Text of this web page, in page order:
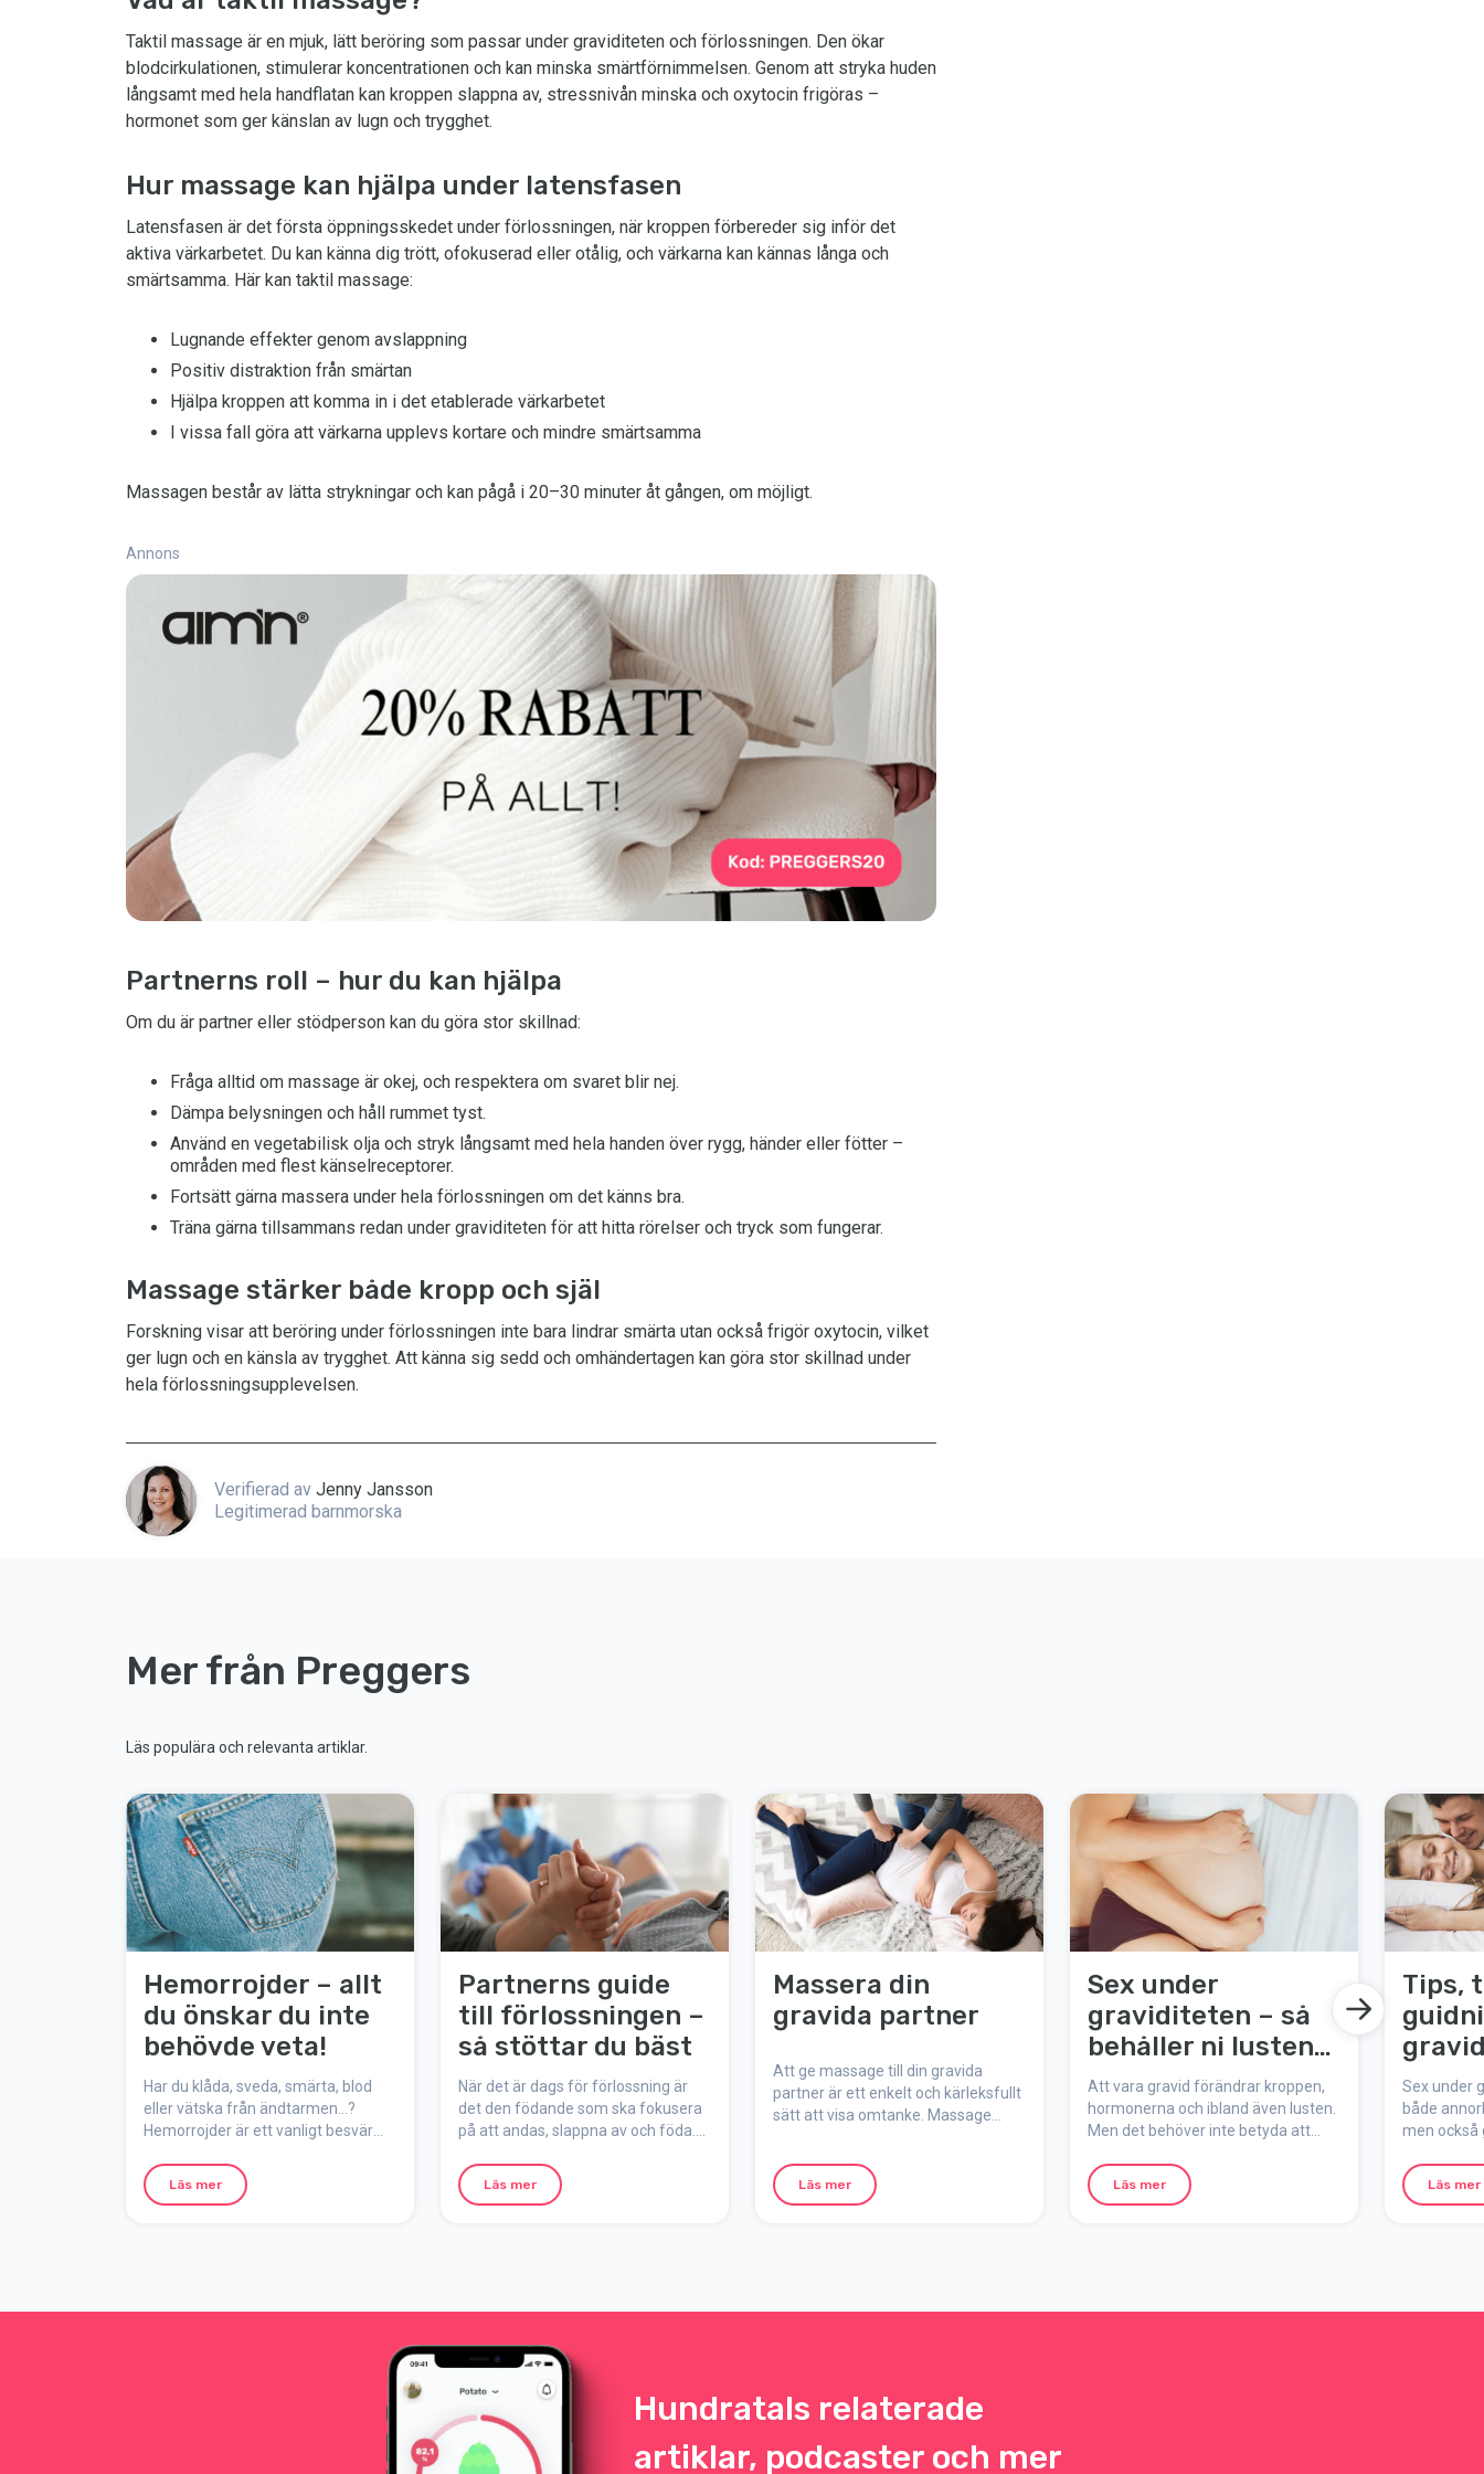
Taktil massage är en mjuk, lätt beröring som passar under graviditeten och förlossningen. Den ökar
blodcirkulationen, stimulerar koncentrationen och kan minska smärtförnimmelsen. Genom att stryka huden
långsamt med hela handflatan kan kroppen slappna av, stressnivån minska och oxytocin frigöras –
hormonet som ger känslan av lugn och trygghet.
Hur massage kan hjälpa under latensfasen
Latensfasen är det första öppningsskedet under förlossningen, när kroppen förbereder sig inför det
aktiva värkarbetet. Du kan känna dig trött, ofokuserad eller otålig, och värkarna kan kännas långa och
smärtsamma. Här kan taktil massage:
Lugnande effekter genom avslappning
Positiv distraktion från smärtan
Hjälpa kroppen att komma in i det etablerade värkarbetet
I vissa fall göra att värkarna upplevs kortare och mindre smärtsamma
Massagen består av lätta strykningar och kan pågå i 20–30 minuter åt gången, om möjligt.
Annons
Partnerns roll – hur du kan hjälpa
Om du är partner eller stödperson kan du göra stor skillnad:
Fråga alltid om massage är okej, och respektera om svaret blir nej.
Dämpa belysningen och håll rummet tyst.
Använd en vegetabilisk olja och stryk långsamt med hela handen över rygg, händer eller fötter –
områden med flest känselreceptorer.
Fortsätt gärna massera under hela förlossningen om det känns bra.
Träna gärna tillsammans redan under graviditeten för att hitta rörelser och tryck som fungerar.
Massage stärker både kropp och själ
Forskning visar att beröring under förlossningen inte bara lindrar smärta utan också frigör oxytocin, vilket
ger lugn och en känsla av trygghet. Att känna sig sedd och omhändertagen kan göra stor skillnad under
hela förlossningsupplevelsen.
Verifierad av Jenny Jansson
Legitimerad barnmorska
Mer från Preggers
Läs populära och relevanta artiklar.
Hemorrojder – allt
du önskar du inte
behövde veta!
Har du klåda, sveda, smärta, blod
eller vätska från ändtarmen…?
Hemorrojder är ett vanligt besvär
nyförlösta. Det kan upplevas som
mycket besvärande, men en tröst är
Läs mer
Partnerns guide
till förlossningen –
så stöttar du bäst
När det är dags för förlossning är
det den födande som ska fokusera
på att andas, slappna av och föda.
är att stötta, peppa och hjälpa till
och du är viktigare än du tror. Här får
Läs mer
Massera din
gravida partner
Att ge massage till din gravida
partner är ett enkelt och kärleksfullt
sätt att visa omtanke. Massage
effekter på både kropp och sinne,
och kan hjälpa mot smärta, stress
och trötthet. Här är allt du behöver
Läs mer
Sex under
graviditeten – så
behåller ni lusten
och närheten
Att vara gravid förändrar kroppen,
hormonerna och ibland även lusten.
Men det behöver inte betyda att
inspiration och konkreta tips för att
behålla lekfullheten och närheten
Läs mer
Tips,
Sex under
både
men också
inställning,
enkla
Läs mer
Hundratals relaterade
artiklar, podcaster och mer